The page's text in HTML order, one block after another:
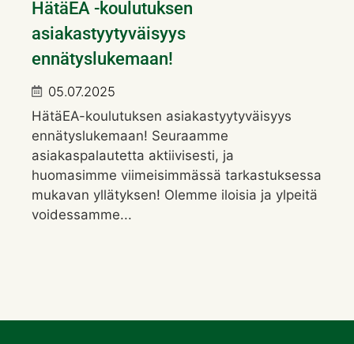
HätäEA -koulutuksen
asiakastyytyväisyys
ennätyslukemaan!
05.07.2025
HätäEA-koulutuksen asiakastyytyväisyys
ennätyslukemaan! Seuraamme
asiakaspalautetta aktiivisesti, ja
huomasimme viimeisimmässä tarkastuksessa
mukavan yllätyksen! Olemme iloisia ja ylpeitä
voidessamme...